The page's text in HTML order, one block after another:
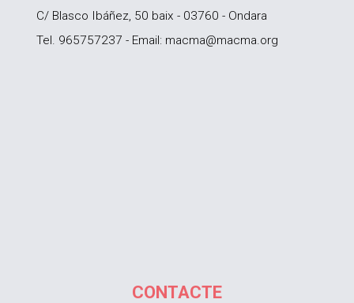
C/ Blasco Ibáñez, 50 baix - 03760 - Ondara
Tel. 965757237 - Email: macma@macma.org
CONTACTE